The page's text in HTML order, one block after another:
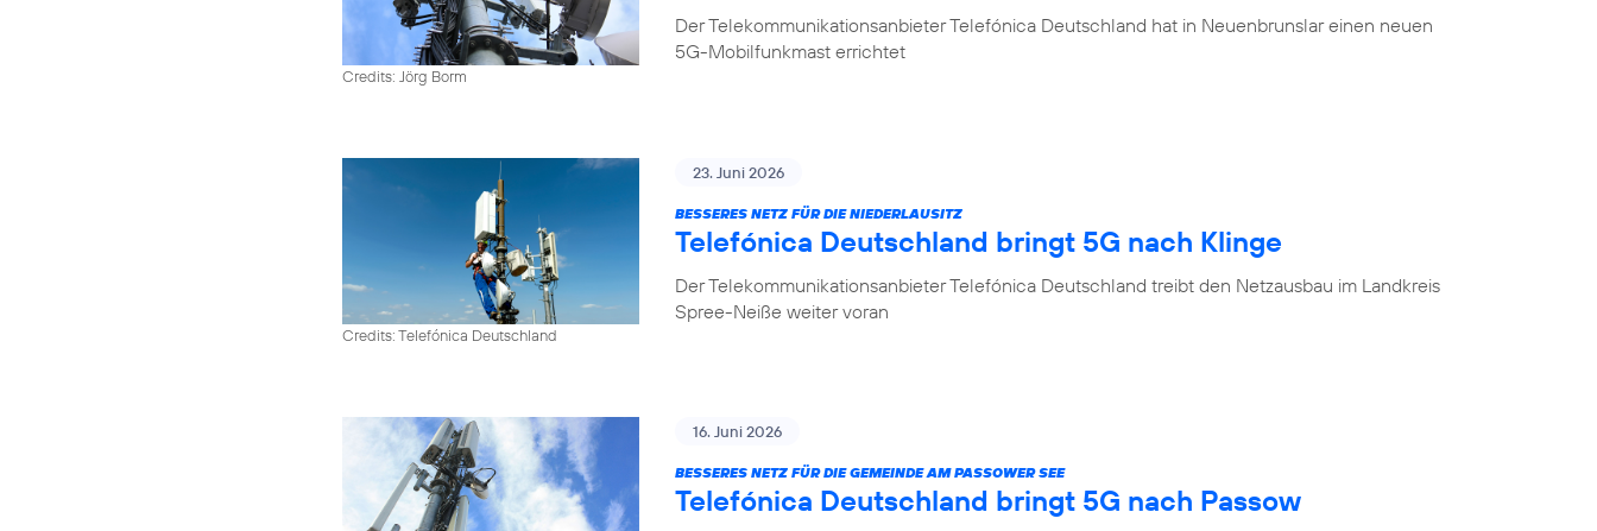
Credits: Jörg Borm
Der Telekommunikationsanbieter Telefónica Deutschland hat in Neuenbrunslar einen neuen
5G-Mobilfunkmast errichtet
Credits: Telefónica Deutschland
23. Juni 2026
BESSERES NETZ FÜR DIE NIEDERLAUSITZ
Telefónica Deutschland bringt 5G nach Klinge
Der Telekommunikationsanbieter Telefónica Deutschland treibt den Netzausbau im Landkreis
Spree-Neiße weiter voran
16. Juni 2026
BESSERES NETZ FÜR DIE GEMEINDE AM PASSOWER SEE
Telefónica Deutschland bringt 5G nach Passow